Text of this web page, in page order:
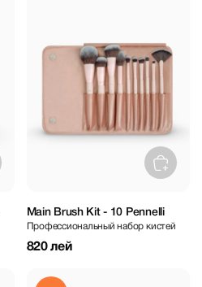
Main Brush Kit - 10 Pennelli
Профессиональный набор кистей
820 лей